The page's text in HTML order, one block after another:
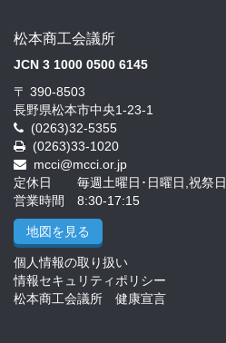
松本商工会議所
JCN 3 1000 0500 6145
〒 390-8503
長野県松本市中央1-23-1
(0263)32-5355
(0263)33-1020
mcci@mcci.or.jp
定休日 毎週土曜日･日曜日,祝祭日
営業時間 8:30-17:15
地図を見る
個人情報の取り扱い
情報セキュリティポリシー
松本商工会議所 健康宣言